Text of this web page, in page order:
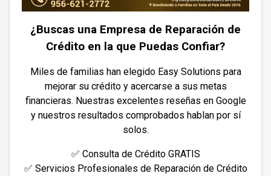
¿Buscas una Empresa de Reparación de
Crédito en la que Puedas Confiar?
Miles de familias han elegido Easy Solutions para
mejorar su crédito y acercarse a sus metas
financieras. Nuestras excelentes reseñas en Google
y nuestros resultados comprobados hablan por sí
solos.
✅ Consulta de Crédito GRATIS
✅ Servicios Profesionales de Reparación de Crédito